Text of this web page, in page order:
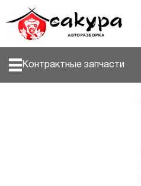
Контрактные запчасти